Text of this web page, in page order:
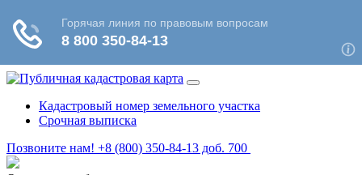
Кадастровый номер земельного участка
Срочная выписка
Позвоните нам! +8 (800) 350-84-13 доб. 700